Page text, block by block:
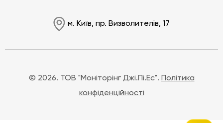
м. Київ, пр. Визволителів, 17
© 2026. ТОВ "Моніторінг Джі.Пі.Ес". Політика
конфіденційності